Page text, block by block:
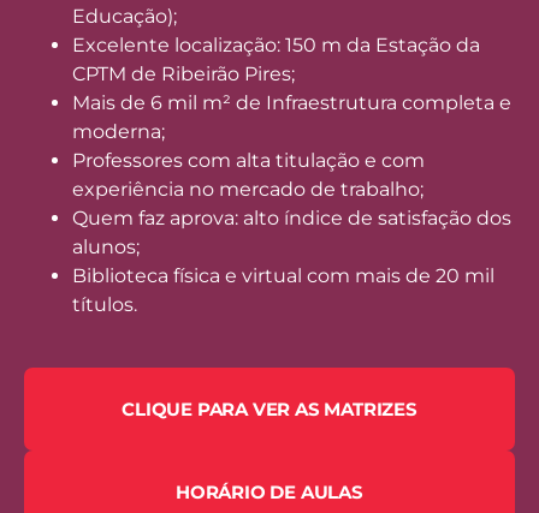
Educação);
Excelente localização: 150 m da Estação da
CPTM de Ribeirão Pires;
Mais de 6 mil m² de Infraestrutura completa e
moderna;
Professores com alta titulação e com
experiência no mercado de trabalho;
Quem faz aprova: alto índice de satisfação dos
alunos;
Biblioteca física e virtual com mais de 20 mil
títulos.
CLIQUE PARA VER AS MATRIZES
HORÁRIO DE AULAS